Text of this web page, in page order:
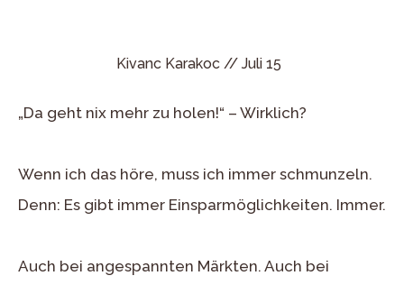
Kivanc Karakoc // Juli 15
„Da geht nix mehr zu holen!“ – Wirklich?
Wenn ich das höre, muss ich immer schmunzeln.
Denn: Es gibt immer Einsparmöglichkeiten. Immer.
Auch bei angespannten Märkten. Auch bei